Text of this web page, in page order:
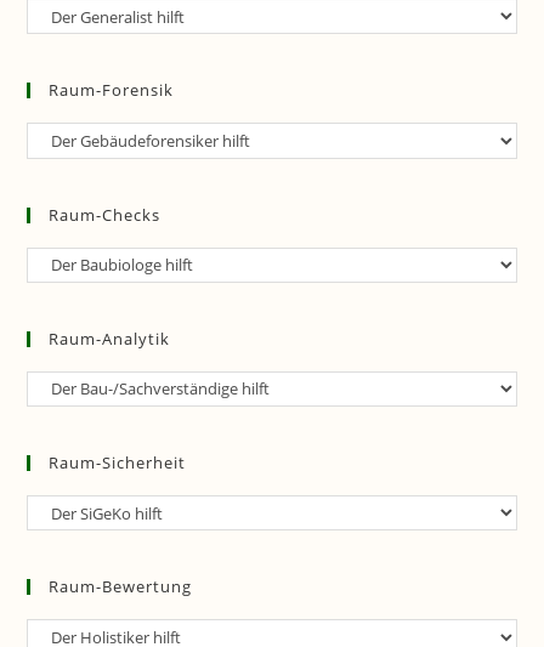
Allgemeine
Raum-Forensik
Raum-
Raum-Checks
Raum-
Raum-Analytik
Raum-
Raum-Sicherheit
Raum-
Raum-Bewertung
Raum-